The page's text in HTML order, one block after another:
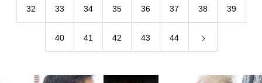
32 33 34 35 36 37 38 39
40 41 42 43 44